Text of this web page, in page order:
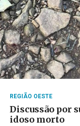
REGIÃO OESTE
Discussão por
idoso morto